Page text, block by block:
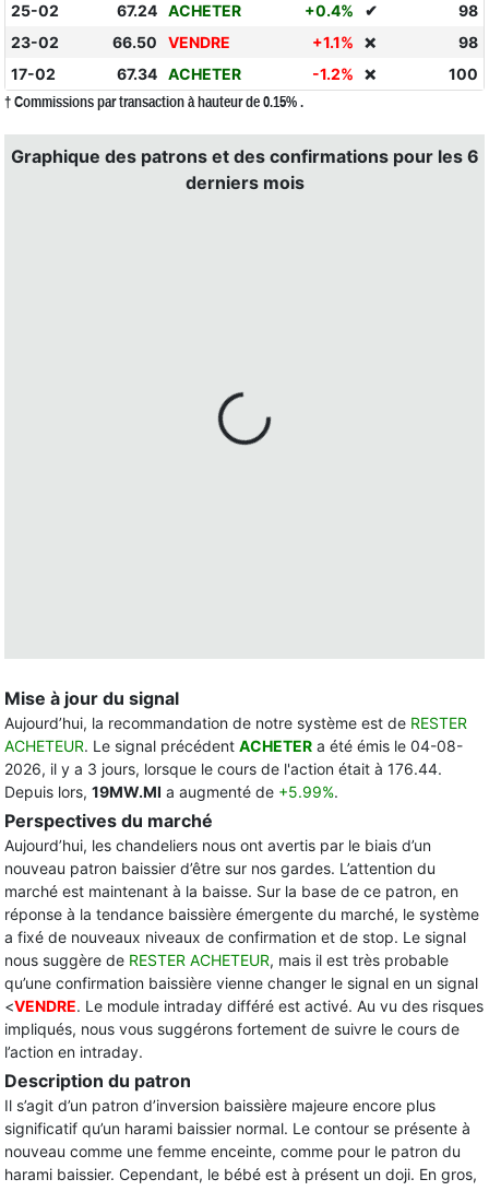
25-02
67.24 ACHETER +0.4% ✔
98
23-02
66.50 VENDRE +1.1% ❌
98
17-02
67.34 ACHETER -1.2% ❌ 100
† Commissions par transaction à hauteur de 0.15% .
Graphique des patrons et des confirmations pour les 6
derniers mois
Mise à jour du signal
Aujourd’hui, la recommandation de notre système est de RESTER
ACHETEUR. Le signal précédent ACHETER a été émis le 04-08-
2026, il y a 3 jours, lorsque le cours de l'action était à 176.44.
Depuis lors, 19MW.MI a augmenté de +5.99%.
Perspectives du marché
Aujourd’hui, les chandeliers nous ont avertis par le biais d’un
nouveau patron baissier d’être sur nos gardes. L’attention du
marché est maintenant à la baisse. Sur la base de ce patron, en
réponse à la tendance baissière émergente du marché, le système
a fixé de nouveaux niveaux de confirmation et de stop. Le signal
nous suggère de RESTER ACHETEUR, mais il est très probable
qu’une confirmation baissière vienne changer le signal en un signal
<VENDRE. Le module intraday différé est activé. Au vu des risques
impliqués, nous vous suggérons fortement de suivre le cours de
l’action en intraday.
Description du patron
Il s’agit d’un patron d’inversion baissière majeure encore plus
significatif qu’un harami baissier normal. Le contour se présente à
nouveau comme une femme enceinte, comme pour le patron du
harami baissier. Cependant, le bébé est à présent un doji. En gros,